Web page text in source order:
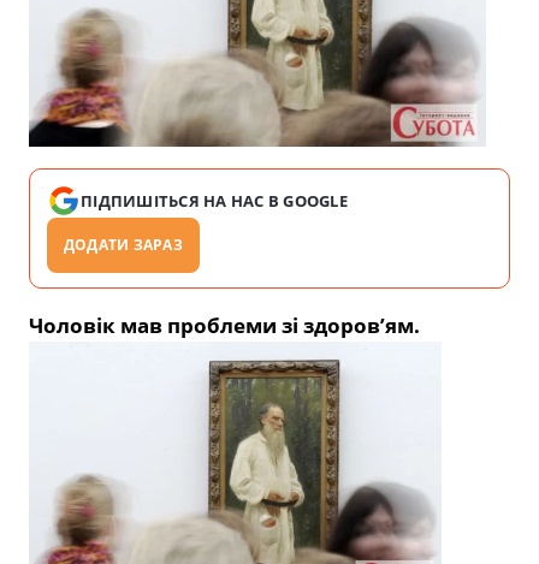
ПІДПИШІТЬСЯ НА НАС В GOOGLE
ДОДАТИ ЗАРАЗ
Чоловік мав проблеми зі здоров’ям.